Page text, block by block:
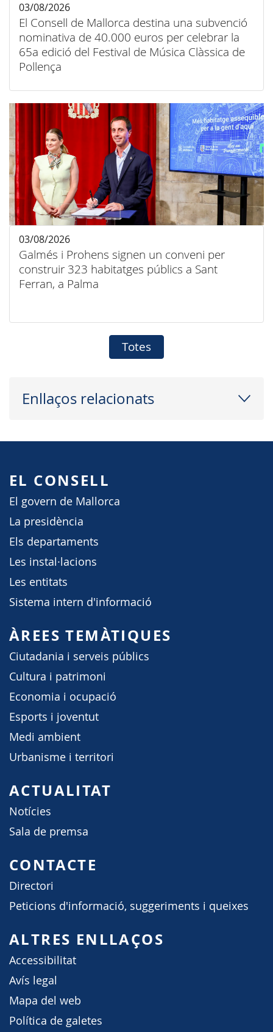
El Consell de Mallorca destina una subvenció
nominativa de 40.000 euros per celebrar la
65a edició del Festival de Música Clàssica de
Pollença
03/08/2026
Galmés i Prohens signen un conveni per
construir 323 habitatges públics a Sant
Ferran, a Palma
03/08/2026
Totes
Enllaços relacionats
EL CONSELL
El govern de Mallorca
La presidència
Els departaments
Les instal·lacions
Les entitats
Sistema intern d'informació
ÀREES TEMÀTIQUES
Ciutadania i serveis públics
Cultura i patrimoni
Economia i ocupació
Esports i joventut
Medi ambient
Urbanisme i territori
ACTUALITAT
Notícies
Sala de premsa
CONTACTE
Directori
Peticions d'informació, suggeriments i queixes
ALTRES ENLLAÇOS
Accessibilitat
Avís legal
Mapa del web
Política de galetes